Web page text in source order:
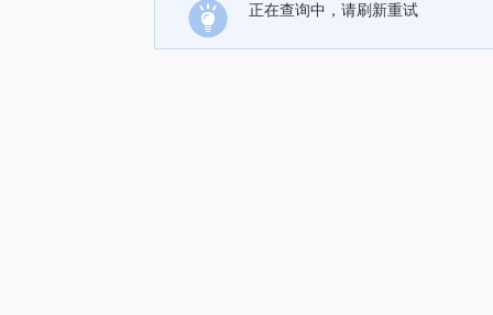
正在查询中，请刷新重试